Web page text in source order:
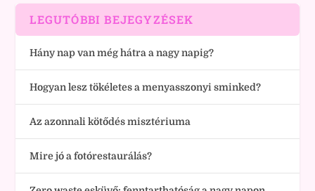
LEGUTÓBBI BEJEGYZÉSEK
Hány nap van még hátra a nagy napig?
Hogyan lesz tökéletes a menyasszonyi sminked?
Az azonnali kötődés misztériuma
Mire jó a fotórestaurálás?